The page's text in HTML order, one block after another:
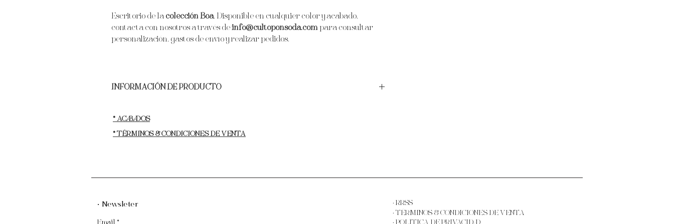
Escritorio de la colección Boa. Disponible en cualquier color y acabado,
contacta con nosotros a través deinfo@cultoponsoda.com para consultar
personalización, gastos de envío y realizar pedidos.
INFORMACIÓN DE PRODUCTO
acero inoxidable pulido lacado en dorado. Barras horizontales en aluminio pulido
4mm.
Ancho: 80 cm.
* ACABADOS
* TÉRMINOS & CONDICIONES DE VENTA
· Newsleter
· RRSS
· TÉRMINOS & CONDICIONES DE VENTA